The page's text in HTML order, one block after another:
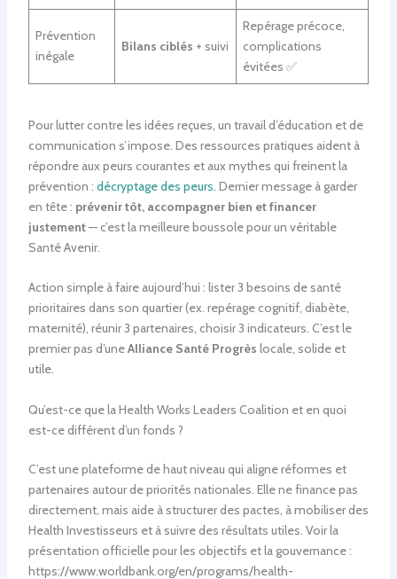
Prévention
inégale
Bilans ciblés + suivi
Repérage précoce,
complications
évitées ✅
Pour lutter contre les idées reçues, un travail d’éducation et de
communication s’impose. Des ressources pratiques aident à
répondre aux peurs courantes et aux mythes qui freinent la
prévention : décryptage des peurs. Dernier message à garder
en tête : prévenir tôt, accompagner bien et financer
justement— c’est la meilleure boussole pour un véritable
Santé Avenir.
Action simple à faire aujourd’hui : lister 3 besoins de santé
prioritaires dans son quartier (ex. repérage cognitif, diabète,
maternité), réunir 3 partenaires, choisir 3 indicateurs. C’est le
premier pas d’uneAlliance Santé Progrès locale, solide et
utile.
Qu’est-ce que la Health Works Leaders Coalition et en quoi
est-ce différent d’un fonds ?
C’est une plateforme de haut niveau qui aligne réformes et
partenaires autour de priorités nationales. Elle ne finance pas
directement, mais aide à structurer des pactes, à mobiliser des
Health Investisseurs et à suivre des résultats utiles. Voir la
présentation officielle pour les objectifs et la gouvernance :
https://www.worldbank.org/en/programs/health-